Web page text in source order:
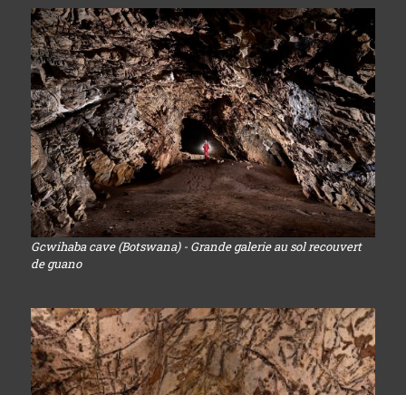
Gcwihaba cave (Botswana) - Grande galerie au sol recouvert
de guano